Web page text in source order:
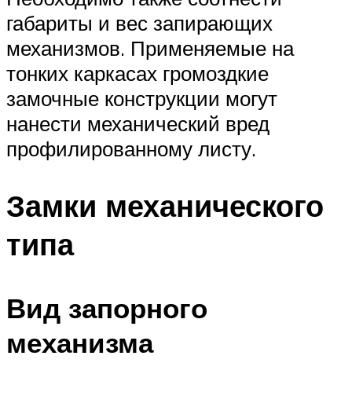
габариты и вес запирающих
механизмов. Применяемые на
тонких каркасах громоздкие
замочные конструкции могут
нанести механический вред
профилированному листу.
Замки механического
типа
Вид запорного
механизма